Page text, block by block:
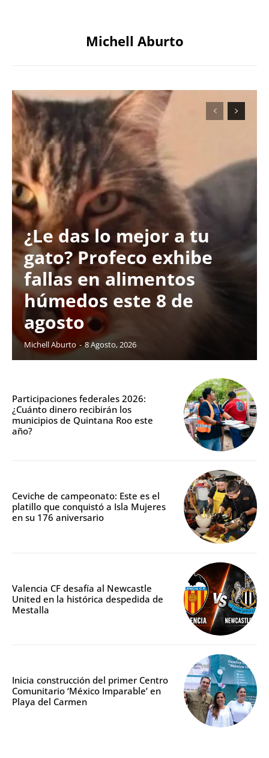
Michell Aburto
¿Le das lo mejor a tu
gato? Profeco exhibe
fallas en alimentos
húmedos este 8 de
agosto
Michell Aburto - 8 Agosto, 2026
Participaciones federales 2026:
¿Cuánto dinero recibirán los
municipios de Quintana Roo este
año?
Ceviche de campeonato: Este es el
platillo que conquistó a Isla Mujeres
en su 176 aniversario
Valencia CF desafía al Newcastle
United en la histórica despedida de
Mestalla
Inicia construcción del primer Centro
Comunitario ‘México Imparable’ en
Playa del Carmen